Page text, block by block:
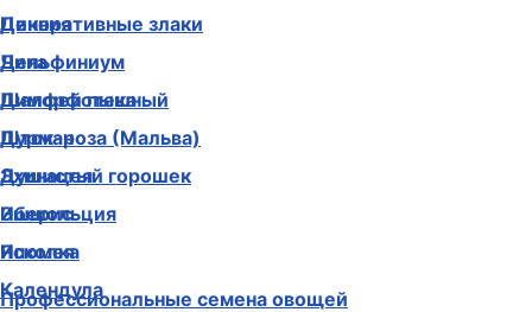
Декоративные злаки
Дельфиниум
Диморфотека
Дурман
Душистый горошек
Иберис
Ипомея
Календула
Цинния
Чина
Шалфей пышный
Шток-роза (Мальва)
Эхинацея
Эшшольция
Ясколка
Профессиональные семена овощей